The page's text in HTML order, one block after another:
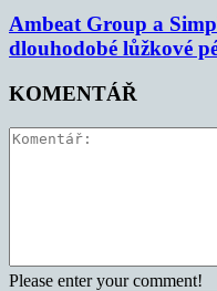
Ambeat Group a
dlouhodobé lůžkové
KOMENTÁŘ
Please enter your comment!